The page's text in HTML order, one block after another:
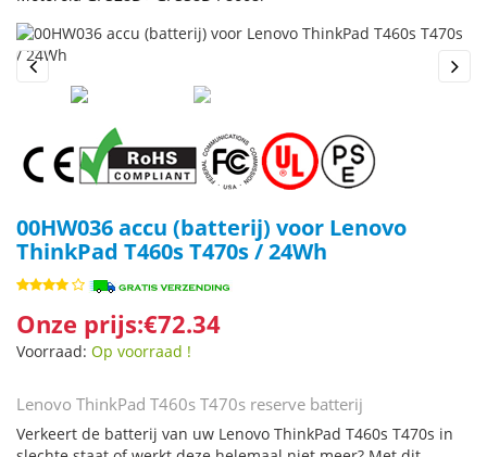
Previous
00HW036 accu (batterij) voor Lenovo
ThinkPad T460s T470s / 24Wh
Onze prijs:€72.34
Voorraad: Op voorraad !
Lenovo ThinkPad T460s T470s reserve batterij
Verkeert de batterij van uw Lenovo ThinkPad T460s T470s in